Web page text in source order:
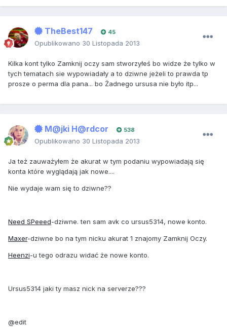
TheBest147 45
Opublikowano 30 Listopada 2013
Kilka kont tylko Zamknij oczy sam stworzyłeś bo widze że tylko w
tych tematach sie wypowiadały a to dziwne jeżeli to prawda tp
prosze o perma dla pana... bo Żadnego ursusa nie było itp...
M@jki H@rdcor 538
Opublikowano 30 Listopada 2013
Ja też zauważyłem że akurat w tym podaniu wypowiadają się
konta które wyglądają jak nowe....
Nie wydaje wam się to dziwne??
Need SPeeed-dziwne. ten sam avk co ursus5314, nowe konto.
Maxer-dziwne bo na tym nicku akurat 1 znajomy Zamknij Oczy.
Heenzi-u tego odrazu widać że nowe konto.
Ursus5314 jaki ty masz nick na serverze???
@edit